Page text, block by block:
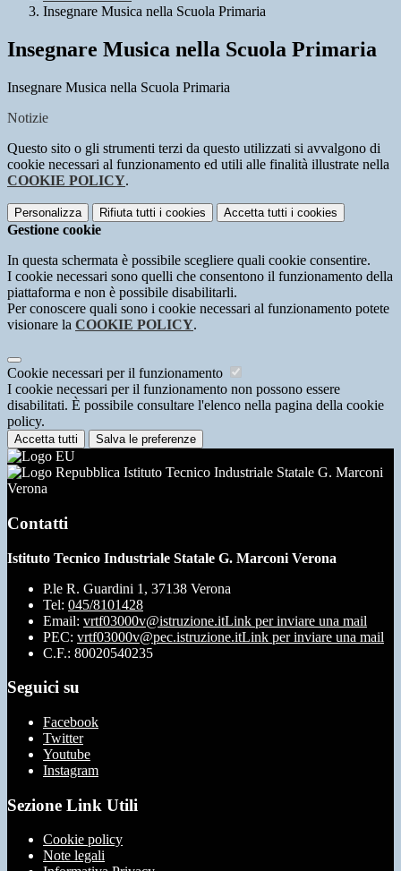
Insegnare Musica nella Scuola Primaria
Insegnare Musica nella Scuola Primaria
Insegnare Musica nella Scuola Primaria
Notizie
Questo sito o gli strumenti terzi da questo utilizzati si avvalgono di
cookie necessari al funzionamento ed utili alle finalità illustrate nella
COOKIE POLICY.
Personalizza Rifiuta tutti i cookies Accetta tutti i cookies
Gestione cookie
In questa schermata è possibile scegliere quali cookie consentire.
I cookie necessari sono quelli che consentono il funzionamento della
piattaforma e non è possibile disabilitarli.
Per conoscere quali sono i cookie necessari al funzionamento potete
visionare la COOKIE POLICY.
Cookie necessari per il funzionamento
I cookie necessari per il funzionamento non possono essere
disabilitati. È possibile consultare l'elenco nella pagina della cookie
policy.
Accetta tutti Salva le preferenze
Istituto Tecnico Industriale Statale G. Marconi
Verona
Contatti
Istituto Tecnico Industriale Statale G. Marconi Verona
P.le R. Guardini 1, 37138 Verona
Tel: 045/8101428
Email: vrtf03000v@istruzione.itLink per inviare una mail
PEC: vrtf03000v@pec.istruzione.itLink per inviare una mail
C.F.: 80020540235
Seguici su
Facebook
Twitter
Youtube
Instagram
Sezione Link Utili
Cookie policy
Note legali